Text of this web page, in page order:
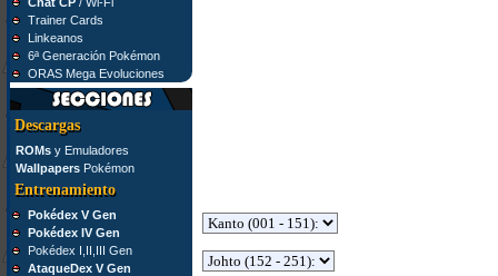
Trainer Cards
Linkeanos
6ª Generación Pokémon
ORAS Mega Evoluciones
Descargas
ROMsy Emuladores
WallpapersPokémon
Entrenamiento
Pokédex V Gen
Pokédex IV Gen
Pokédex I,II,III Gen
AtaqueDex V Gen